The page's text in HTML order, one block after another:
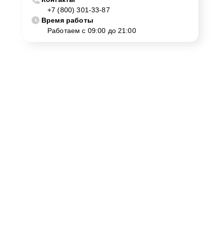
+7 (800) 301-33-87
Время работы
Работаем с 09:00 до 21:00